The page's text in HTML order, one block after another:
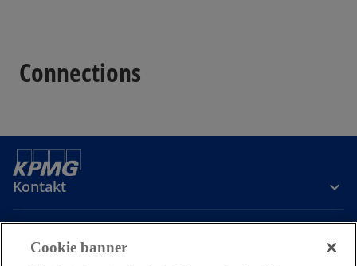
Connections
Kontakt
Om oss
Cookie banner